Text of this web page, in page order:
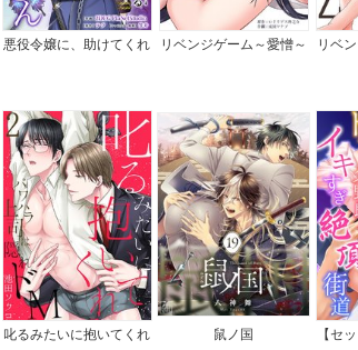
悪役令嬢に、助けてくれ
リベンジゲーム～愛憎～
リベ
叱るみたいに抱いてくれ
鼠ノ国
【セ